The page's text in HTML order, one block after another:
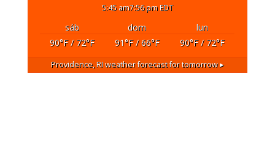
5:45 am7:56 pm EDT
sáb dom
lun
90°F/ 72°F 91°F/ 66°F 90°F/ 72°F
Providence, RIweather forecast for tomorrow ▸